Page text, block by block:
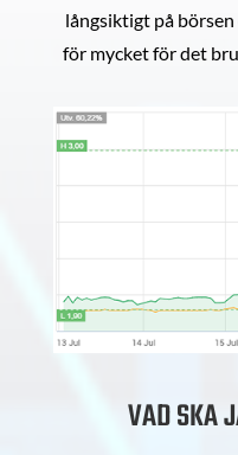
långsiktigt på
för mycket för det
VAD SKA